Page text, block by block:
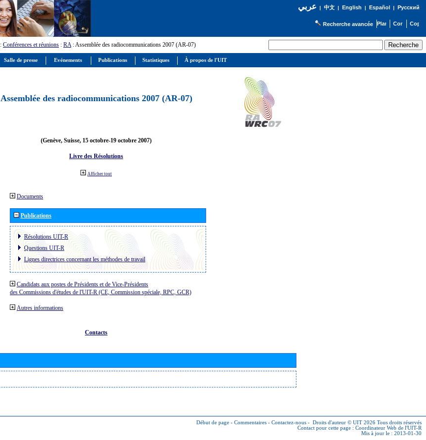
عربي| 中文| English | Español | Русский
Recherche avancée
: Conférences et réunions : RA: Assemblée des radiocommunications 2007 (AR-07)
Assemblée des radiocommunications 2007 (AR-07)
(Genève, Suisse, 15 octobre-19 octobre 2007)
Livre des Résolutions
Afficher tout
Documents
Publications
Résolutions UIT-R
Questions UIT-R
Lignes directrices concernant les méthodes de travail
Candidats aux postes de Présidents et de Vice-Présidents
des Commissions d'études de l'UIT-R (CE, Commission spéciale, RPC, GCR)
Autres informations
Contacts
Début de page - Commentaires - Contactez-nous - Droits d'auteur © UIT 2026 Tous droits réservés
Contact pour cette page : Coordinateur Web de l'UIT-R
Mis à jour le : 2013-01-30
Salle de presse Evénements Publications Statistiques À propos de l'UIT